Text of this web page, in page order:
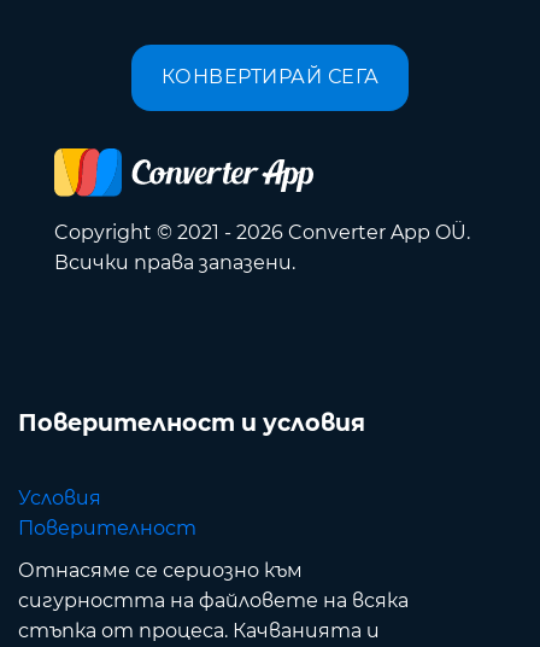
КОНВЕРТИРАЙ СЕГА
Copyright © 2021 - 2026 Converter App OÜ.
Всички права запазени.
Поверителност и условия
Условия
Поверителност
Отнасяме се сериозно към
сигурността на файловете на всяка
стъпка от процеса. Качванията и